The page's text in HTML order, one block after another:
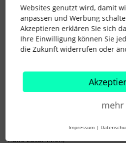
vielen Dank! Das schauen wir uns
Liebe Grüße
Susanne
Hallo zusammen,
Websites genutzt wird, damit
anpassen und Werbung
Akzeptieren erklären Sie sich
Ihre Einwilligung können Sie
die Zukunft widerrufen oder
mehr
Impressum |